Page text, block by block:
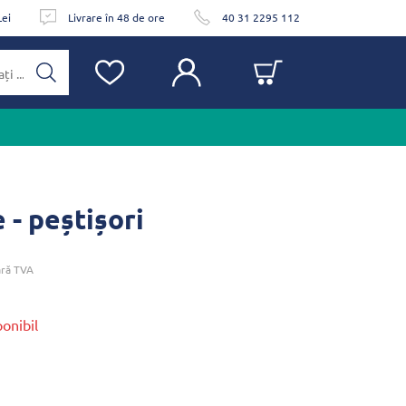
Livrare în 48 de ore 40 31 2295 112
- peștișori
TVA